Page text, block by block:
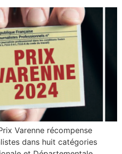
Varenne récompense
dans huit catégories